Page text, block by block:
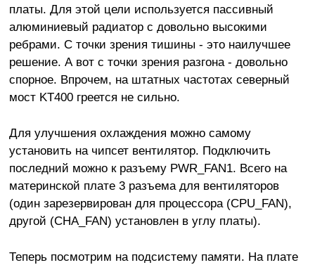
платы. Для этой цели используется пассивный
алюминиевый радиатор с довольно высокими
ребрами. С точки зрения тишины - это наилучшее
решение. А вот с точки зрения разгона - довольно
спорное. Впрочем, на штатных частотах северный
мост KT400 греется не сильно.
Для улучшения охлаждения можно самому
установить на чипсет вентилятор. Подключить
последний можно к разъему PWR_FAN1. Всего на
материнской плате 3 разъема для вентиляторов
(один зарезервирован для процессора (CPU_FAN),
другой (CHA_FAN) установлен в углу платы).
Теперь посмотрим на подсистему памяти. На плате